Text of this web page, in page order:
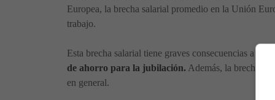
Europea, la brecha salarial promedio en la Unión
trabajo.
Esta brecha salarial tiene graves consecuencias a
de ahorro para la jubilación. Además, la brecha
en general.